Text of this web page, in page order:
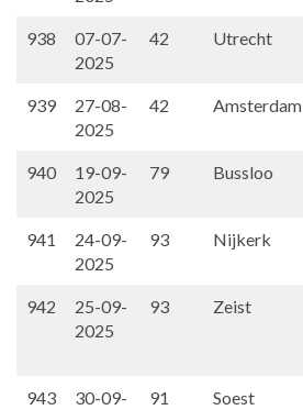
938
07-07-
2025
42 Utrecht
939
27-08-
2025
42 Amsterdam
940
19-09-
2025
79 Bussloo
941
24-09-
2025
93 Nijkerk
942
25-09-
2025
93 Zeist
943
30-09-
91 Soest